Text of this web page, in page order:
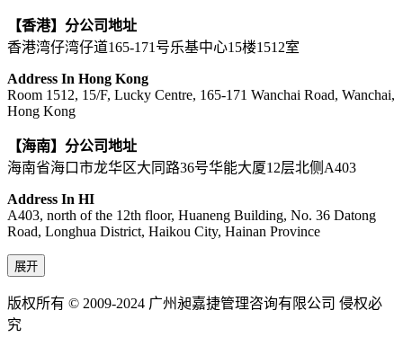
【香港】分公司地址
香港湾仔湾仔道165-171号乐基中心15楼1512室
Address In Hong Kong
Room 1512, 15/F, Lucky Centre, 165-171 Wanchai Road, Wanchai,
Hong Kong
【海南】分公司地址
海南省海口市龙华区大同路36号华能大厦12层北侧A403
Address In HI
A403, north of the 12th floor, Huaneng Building, No. 36 Datong
Road, Longhua District, Haikou City, Hainan Province
展开
版权所有 © 2009-2024 广州昶嘉捷管理咨询有限公司 侵权必
究